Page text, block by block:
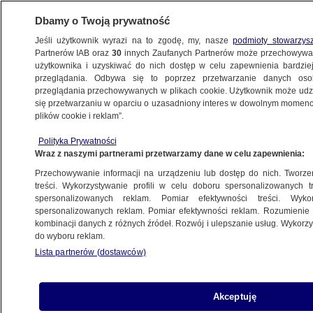
ZDROWIE
ZDROWIE
projekt ustawy
Oprac.Piotr Wójcik
26.05.2026, 12:47
Posłuchaj artykułu
Czyta lektor AI
Dbamy o Twoją prywatność
Jeśli użytkownik wyrazi na to zgodę, my, naszepodmioty
Partnerów IAB oraz30 innych Zaufanych Partnerów może
użytkownika i uzyskiwać do nich dostęp w celu zapewnienia
przeglądania. Odbywa się to poprzez przetwarzanie danych
przeglądania przechowywanych w plikach cookie. Użytkownik może
się przetwarzaniu w oparciu o uzasadniony interes w dowolnym
plików cookie i reklam”.
Polityka Prywatności
Wraz z naszymi partnerami przetwarzamy dane w celu zapewnienia:
Przechowywanie informacji na urządzeniu lub dostęp do nich.
treści. Wykorzystywanie profili w celu doboru spersonalizowanych
spersonalizowanych reklam. Pomiar efektywności treści.
spersonalizowanych reklam. Pomiar efektywności reklam.
kombinacji danych z różnych źródeł. Rozwój i ulepszanie usług.
do wyboru reklam.
Lista partnerów (dostawców)
Akceptuję